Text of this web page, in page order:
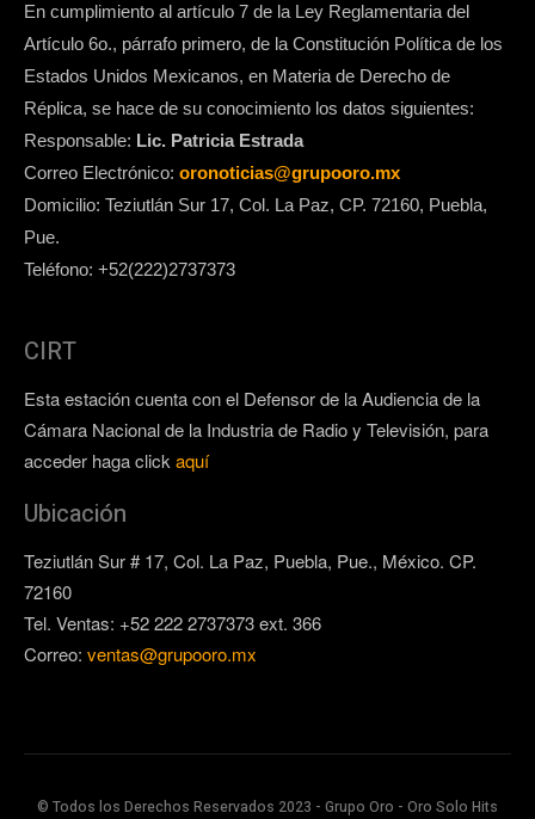
En cumplimiento al artículo 7 de la Ley Reglamentaria del
Artículo 6o., párrafo primero, de la Constitución Política de los
Estados Unidos Mexicanos, en Materia de Derecho de
Réplica, se hace de su conocimiento los datos siguientes:
Responsable: Lic. Patricia Estrada
Correo Electrónico: oronoticias@grupooro.mx
Domicilio: Teziutlán Sur 17, Col. La Paz, CP. 72160, Puebla,
Pue.
Teléfono: +52(222)2737373
CIRT
Esta estación cuenta con el Defensor de la Audiencia de la
Cámara Nacional de la Industria de Radio y Televisión, para
acceder haga clickaquí
Ubicación
Teziutlán Sur # 17, Col. La Paz, Puebla, Pue., México. CP.
72160
Tel. Ventas: +52 222 2737373 ext. 366
Correo: ventas@grupooro.mx
© Todos los Derechos Reservados 2023 - Grupo Oro - Oro Solo Hits